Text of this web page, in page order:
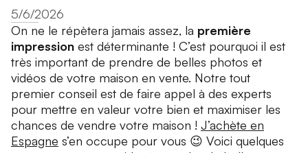
5/6/2026
On ne le répètera jamais assez, la première
impression est déterminante ! C’est pourquoi il est
très important de prendre de belles photos et
vidéos de votre maison en vente. Notre tout
premier conseil est de faire appel à des experts
pour mettre en valeur votre bien et maximiser les
chances de vendre votre maison ! J’achète en
Espagne s’en occupe pour vous 😉 Voici quelques